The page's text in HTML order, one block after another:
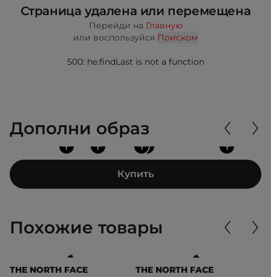
Страница удалена или перемещена
Перейди на Главную
или воспользуйся Поиском
500: he.findLast is not a function
Дополни образ
+
+
+ + +
Купить
Похожие товары
THE NORTH FACE THE NORTH FACE